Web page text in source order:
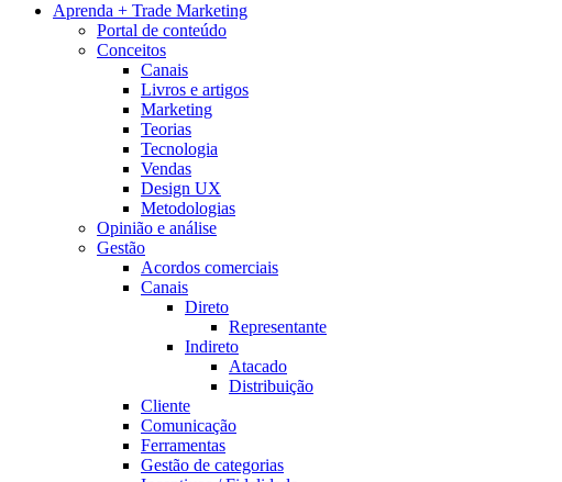
Aprenda + Trade Marketing
Portal de conteúdo
Conceitos
Canais
Livros e artigos
Marketing
Teorias
Tecnologia
Vendas
Design UX
Metodologias
Opinião e análise
Gestão
Acordos comerciais
Canais
Direto
Representante
Indireto
Atacado
Distribuição
Cliente
Comunicação
Ferramentas
Gestão de categorias